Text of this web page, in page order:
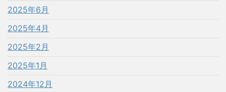
2025年6月
2025年4月
2025年2月
2025年1月
2024年12月